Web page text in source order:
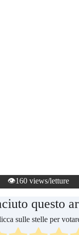
👁️160 views/letture
questo
sulle stelle per